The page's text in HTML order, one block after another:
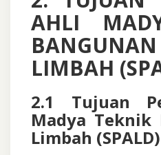
AHLI
LIMBAH
2.1 Tujuan
Madya Teknik
Limbah (SPALD)